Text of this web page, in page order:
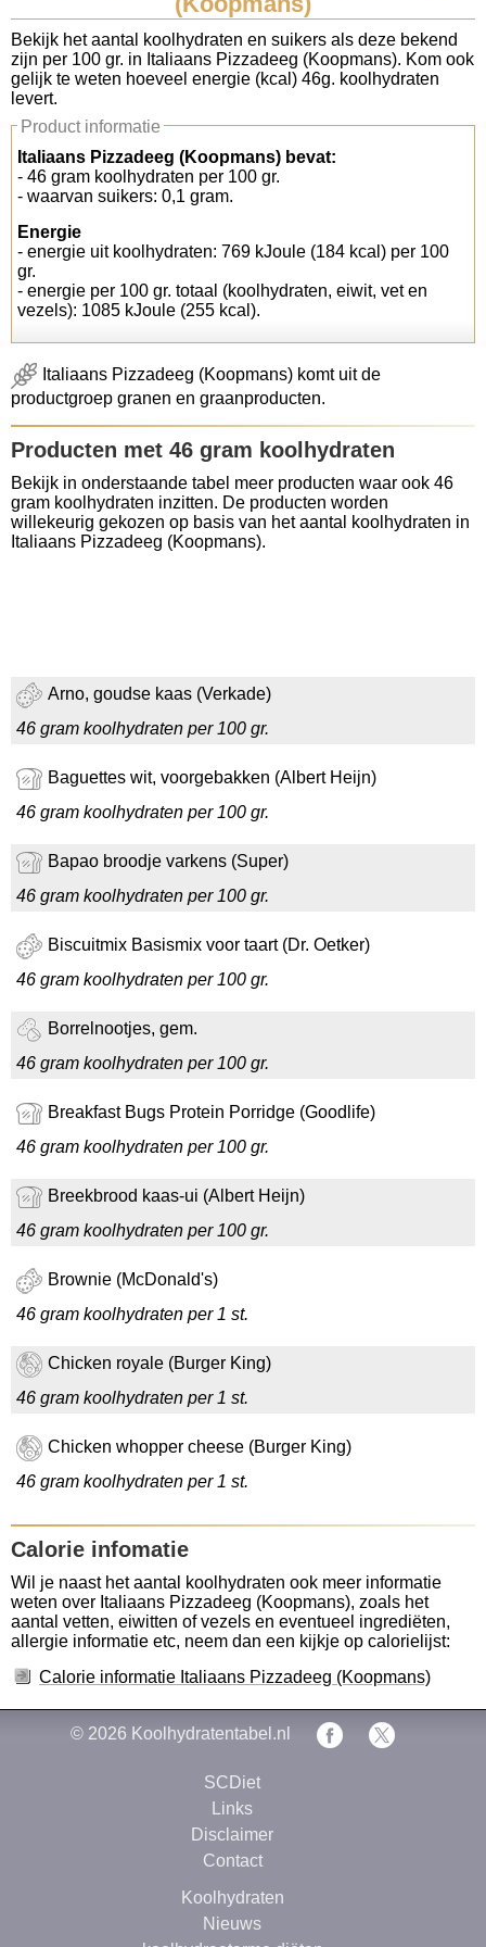
Koolhydraten tellen
Links
Bekijk het aantal koolhydraten en suikers als deze bekend
zijn per 100 gr. in Italiaans Pizzadeeg (Koopmans). Kom ook
gelijk te weten hoeveel energie (kcal) 46g. koolhydraten
levert.
Product informatie
Italiaans Pizzadeeg (Koopmans) bevat:
- 46 gram koolhydraten per 100 gr.
- waarvan suikers: 0,1 gram.
Energie
- energie uit koolhydraten: 769 kJoule (184 kcal) per 100
gr.
- energie per 100 gr. totaal (koolhydraten, eiwit, vet en
vezels): 1085 kJoule (255 kcal).
Italiaans Pizzadeeg (Koopmans) komt uit de
productgroep granen en graanproducten.
Producten met 46 gram koolhydraten
Bekijk in onderstaande tabel meer producten waar ook 46
gram koolhydraten inzitten. De producten worden
willekeurig gekozen op basis van het aantal koolhydraten in
Italiaans Pizzadeeg (Koopmans).
Arno, goudse kaas (Verkade)
46 gram koolhydraten per 100 gr.
Baguettes wit, voorgebakken (Albert Heijn)
46 gram koolhydraten per 100 gr.
Bapao broodje varkens (Super)
46 gram koolhydraten per 100 gr.
Biscuitmix Basismix voor taart (Dr. Oetker)
46 gram koolhydraten per 100 gr.
Borrelnootjes, gem.
46 gram koolhydraten per 100 gr.
Breakfast Bugs Protein Porridge (Goodlife)
46 gram koolhydraten per 100 gr.
Breekbrood kaas-ui (Albert Heijn)
46 gram koolhydraten per 100 gr.
Brownie (McDonald's)
46 gram koolhydraten per 1 st.
Chicken royale (Burger King)
46 gram koolhydraten per 1 st.
Chicken whopper cheese (Burger King)
46 gram koolhydraten per 1 st.
Calorie infomatie
Wil je naast het aantal koolhydraten ook meer informatie
weten over Italiaans Pizzadeeg (Koopmans), zoals het
aantal vetten, eiwitten of vezels en eventueel ingrediëten,
allergie informatie etc, neem dan een kijkje op calorielijst:
Calorie informatie Italiaans Pizzadeeg (Koopmans)
© 2026 Koolhydratentabel.nl
SCDiet
Links
Disclaimer
Contact
Koolhydraten
Nieuws